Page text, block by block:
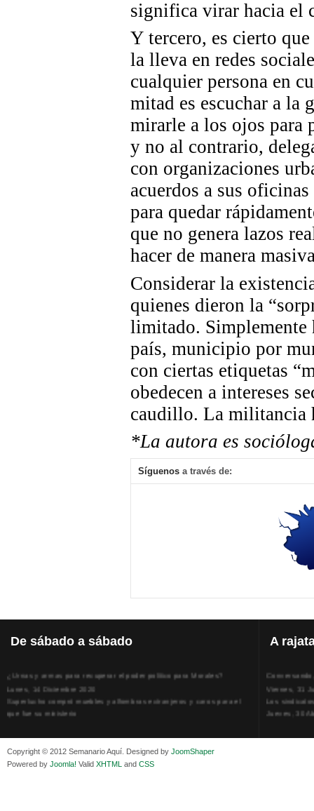
significa virar hacia el
Y tercero, es cierto
la lleva en redes
cualquier persona en
mitad es escuchar a la
mirarle a los ojos para
y no al contrario,
con organizaciones
acuerdos a sus
para quedar
que no genera lazos
hacer de manera
Considerar la
quienes dieron la
limitado. Simplemente
país, municipio por
con ciertas etiquetas
obedecen a intereses
caudillo. La militancia
*La autora es
Síguenos a través de:
De sábado a sábado
Lunes, 14 Diciembre 2020
Superlucho compró muebles y alfombras extranjeros y caros para el
que fue su ministerio
Viernes, 11 Diciembre 2020
Medios de difusión, amigos y enemigos de Evo Morales
Viernes, 11 Diciembre 2020
A
Los
Jueves, 30
Copyright © 2012 Semanario Aquí. Designed by JoomShaper
Powered by Joomla! Valid XHTML and CSS